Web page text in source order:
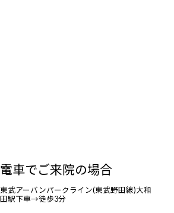
電車でご来院の場合
東武アーバンパークライン(東武野田線)大和
田駅下車→徒歩3分